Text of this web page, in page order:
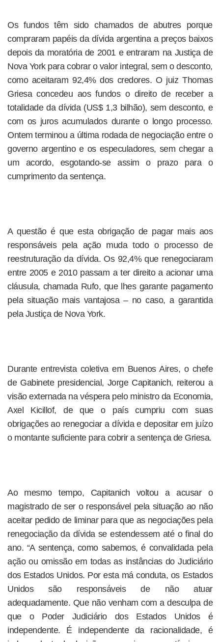
Os fundos têm sido chamados de abutres porque
compraram papéis da dívida argentina a preços baixos
depois da moratória de 2001 e entraram na Justiça de
Nova York para cobrar o valor integral, sem o desconto,
como aceitaram 92,4% dos credores. O juiz Thomas
Griesa concedeu aos fundos o direito de receber a
totalidade da dívida (US$ 1,3 bilhão), sem desconto, e
com os juros acumulados durante o longo processo.
Ontem terminou a última rodada de negociação entre o
governo argentino e os especuladores, sem chegar a
um acordo, esgotando-se assim o prazo para o
cumprimento da sentença.
A questão é que esta obrigação de pagar mais aos
responsáveis pela ação muda todo o processo de
reestruturação da dívida. Os 92,4% que renegociaram
entre 2005 e 2010 passam a ter direito a acionar uma
cláusula, chamada Rufo, que lhes garante pagamento
pela situação mais vantajosa – no caso, a garantida
pela Justiça de Nova York.
Durante entrevista coletiva em Buenos Aires, o chefe
de Gabinete presidencial, Jorge Capitanich, reiterou a
visão externada na véspera pelo ministro da Economia,
Axel Kicillof, de que o país cumpriu com suas
obrigações ao renegociar a dívida e depositar em juízo
o montante suficiente para cobrir a sentença de Griesa.
Ao mesmo tempo, Capitanich voltou a acusar o
magistrado de ser o responsável pela situação ao não
aceitar pedido de liminar para que as negociações pela
renegociação da dívida se estendessem até o final do
ano. “A sentença, como sabemos, é convalidada pela
ação ou omissão em todas as instâncias do Judiciário
dos Estados Unidos. Por esta má conduta, os Estados
Unidos são responsáveis de não atuar
adequadamente. Que não venham com a desculpa de
que o Poder Judiciário dos Estados Unidos é
independente. É independente da racionalidade, é